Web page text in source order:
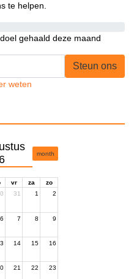
te helpen.
gehaald deze maand
Steun ons
weten
month
vr za
zo
31 1 2
6 7 8 9
14 15 16
21 22 23